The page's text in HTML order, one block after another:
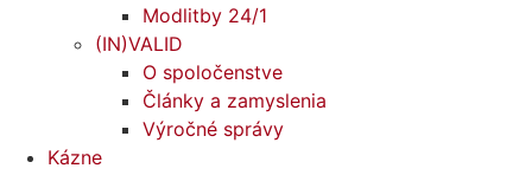
Modlitby 24/1
(IN)VALID
O spoločenstve
Články a zamyslenia
Výročné správy
Kázne